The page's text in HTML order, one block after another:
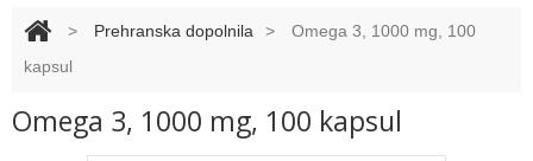
> Prehranska dopolnila >
Omega 3, 1000 mg, 100
kapsul
Omega 3, 1000 mg, 100 kapsul